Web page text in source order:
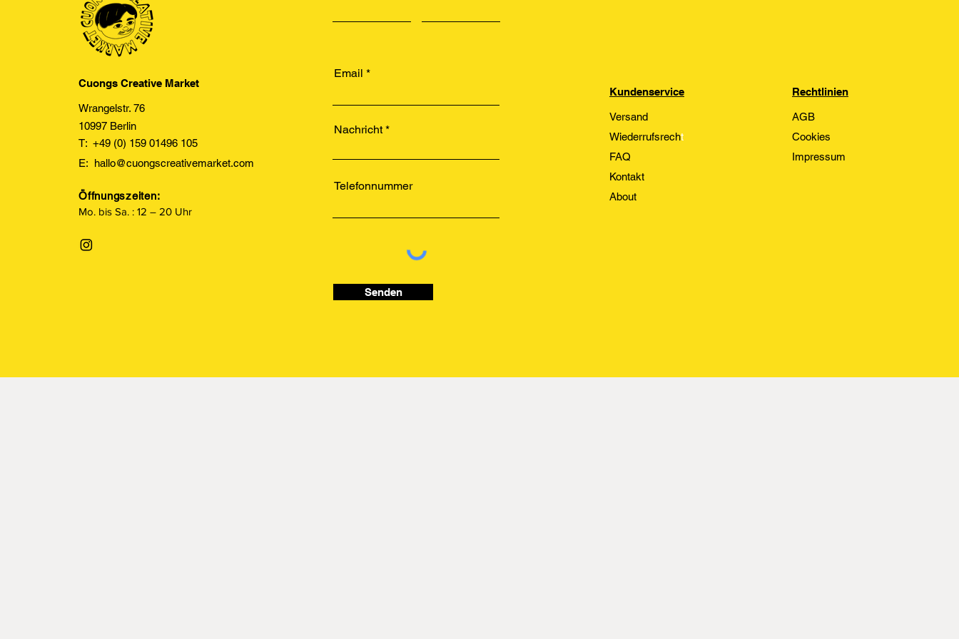
Cuongs Creative Market
Wrangelstr. 76
10997 Berlin
T: +49 (0) 159 01496 105
E: hallo@cuongscreativemarket.com
Öffnungszeiten:
Mo. bis Sa. : 12 – 20 Uhr
Email
Nachricht
Telefonnummer
Senden
Kundenservice
Versand
Wiederrufsrecht
FAQ
Kontakt
About
Rechtlinien
AGB
Cookies
Impressum